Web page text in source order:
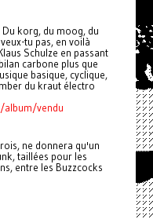
Du korg, du moog, du
tu pas, en voilà
Schulze en passant
carbone plus que
basique, cyclique,
du kraut électro
album/vendu
ne donnera qu'un
taillées pour les
entre les Buzzcocks